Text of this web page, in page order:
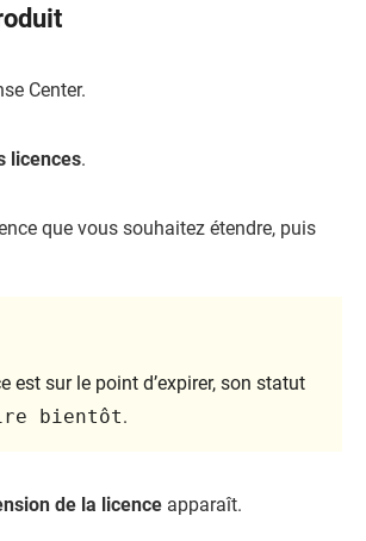
Center.
licences.
que vous souhaitez étendre, puis
est sur le point d’expirer, son statut
bientôt.
de la licence apparaît.